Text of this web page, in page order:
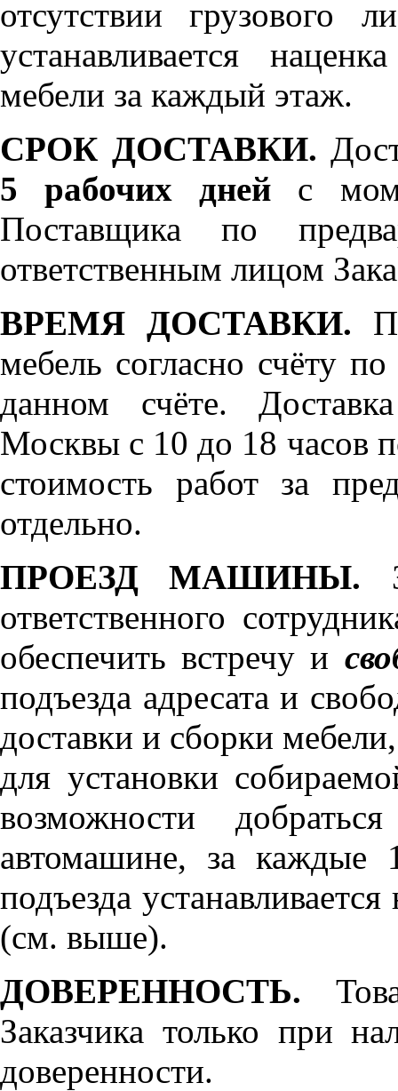
отсутствии грузового
устанавливается
мебели за каждый этаж.
СРОК ДОСТАВКИ.
5 рабочих дней с
Поставщика по
ответственным лицом
ВРЕМЯ ДОСТАВКИ.
мебель согласно счёту
данном счёте.
Москвы с 10 до 18 часов
стоимость работ за
отдельно.
ПРОЕЗД МАШИНЫ.
ответственного
обеспечить встречу и
подъезда адресата и
доставки и сборки
для установки
возможности
автомашине, за каждые
подъезда
(см. выше).
ДОВЕРЕННОСТЬ.
Заказчика только при
доверенности.